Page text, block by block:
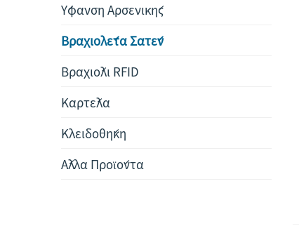
Ύφανση Αρσενικής
Βραχιολέτα Σατέν
Βραχιόλι RFID
Καρτέλα
Κλειδοθήκη
Άλλα Προϊόντα